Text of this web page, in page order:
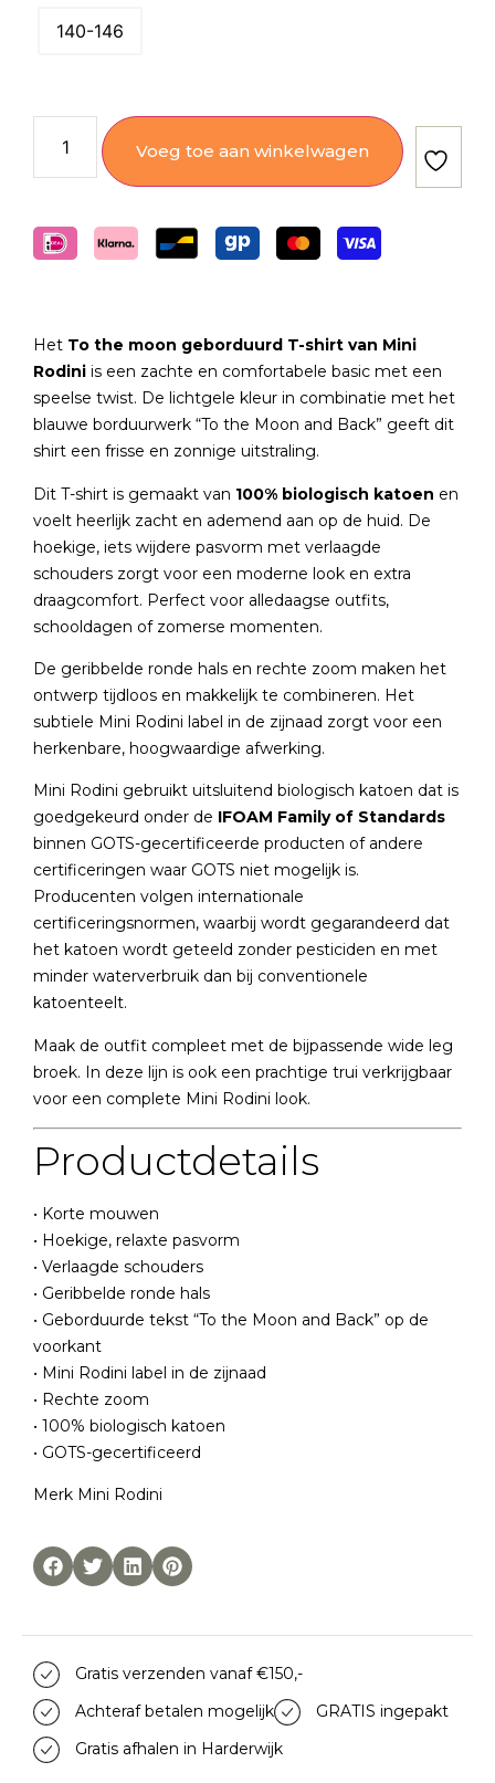
140-146
Voeg toe aan winkelwagen
Het To the moon geborduurd T-shirt van Mini
Rodini is een zachte en comfortabele basic met een
speelse twist. De lichtgele kleur in combinatie met het
blauwe borduurwerk “To the Moon and Back” geeft dit
shirt een frisse en zonnige uitstraling.
Dit T-shirt is gemaakt van 100% biologisch katoen en
voelt heerlijk zacht en ademend aan op de huid. De
hoekige, iets wijdere pasvorm met verlaagde
schouders zorgt voor een moderne look en extra
draagcomfort. Perfect voor alledaagse outfits,
schooldagen of zomerse momenten.
De geribbelde ronde hals en rechte zoom maken het
ontwerp tijdloos en makkelijk te combineren. Het
subtiele Mini Rodini label in de zijnaad zorgt voor een
herkenbare, hoogwaardige afwerking.
Mini Rodini gebruikt uitsluitend biologisch katoen dat is
goedgekeurd onder de IFOAM Family of Standards
binnen GOTS-gecertificeerde producten of andere
certificeringen waar GOTS niet mogelijk is.
Producenten volgen internationale
certificeringsnormen, waarbij wordt gegarandeerd dat
het katoen wordt geteeld zonder pesticiden en met
minder waterverbruik dan bij conventionele
katoenteelt.
Maak de outfit compleet met de bijpassende wide leg
broek. In deze lijn is ook een prachtige trui verkrijgbaar
voor een complete Mini Rodini look.
Productdetails
• Korte mouwen
• Hoekige, relaxte pasvorm
• Verlaagde schouders
• Geribbelde ronde hals
• Geborduurde tekst “To the Moon and Back” op de
voorkant
• Mini Rodini label in de zijnaad
• Rechte zoom
• 100% biologisch katoen
• GOTS-gecertificeerd
Merk Mini Rodini
Gratis verzenden vanaf €150,-
Achteraf betalen mogelijk
GRATIS ingepakt
Gratis afhalen in Harderwijk